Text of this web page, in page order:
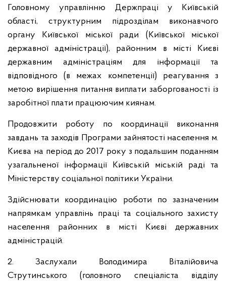
Головному управлінню Держпраці у Київській
області, структурним підрозділам виконавчого
органу Київської міської ради (Київської міської
державної адміністрації), районним в місті Києві
державним адміністраціям для інформації та
відповідного (в межах компетенції) реагування з
метою вирішення питання виплати заборгованості із
заробітної плати працюючим киянам.
Продовжити роботу по координації виконання
завдань та заходів Програми зайнятості населення м.
Києва на період до 2017 року з подальшим поданням
узагальненої інформації Київській міській раді та
Міністерству соціальної політики України.
Здійснювати координацію роботи по зазначеним
напрямкам управлінь праці та соціального захисту
населення районних в місті Києві державних
адміністрацій.
2. Заслухали Володимира Віталійовича
Струтинського (головного спеціаліста відділу